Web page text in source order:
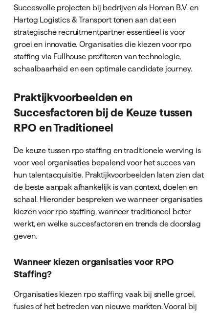
Succesvolle projecten bij bedrijven als Homan B.V. en
Hartog Logistics & Transport tonen aan dat een
strategische recruitmentpartner essentieel is voor
groei en innovatie. Organisaties die kiezen voor rpo
staffing via Fullhouse profiteren van technologie,
schaalbaarheid en een optimale candidate journey.
Praktijkvoorbeelden en
Succesfactoren bij de Keuze tussen
RPO en Traditioneel
De keuze tussen rpo staffing en traditionele werving is
voor veel organisaties bepalend voor het succes van
hun talentacquisitie. Praktijkvoorbeelden laten zien dat
de beste aanpak afhankelijk is van context, doelen en
schaal. Hieronder bespreken we wanneer organisaties
kiezen voor rpo staffing, wanneer traditioneel beter
werkt, en welke succesfactoren en trends de doorslag
geven.
Wanneer kiezen organisaties voor RPO
Staffing?
Organisaties kiezen rpo staffing vaak bij snelle groei,
fusies of het betreden van nieuwe markten. Vooral bij